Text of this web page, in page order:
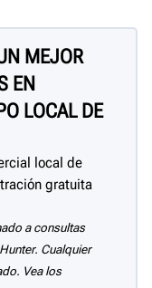
MEJOR
EN
LOCAL DE
local de
gratuita
a consultas
Cualquier
Vea los